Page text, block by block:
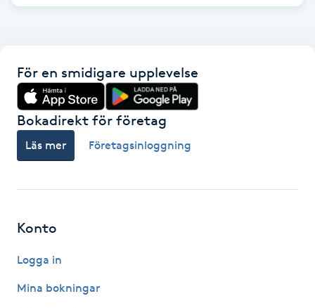
Hot yoga
Hudföryngring
Hyperhidros
För en smidigare upplevelse
Bokadirekt för företag
Läs mer Företagsinloggning
Konto
Logga in
Mina bokningar